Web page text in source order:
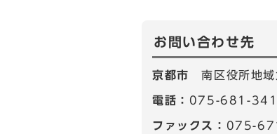
お問い合わせ先
京都市南区役所地
電話： 075-681-
ファックス： 075-